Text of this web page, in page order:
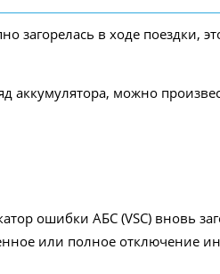
загорелась в ходе поездки,
аккумулятора, можно
ошибки АБС (VSC) вновь
или полное отключение